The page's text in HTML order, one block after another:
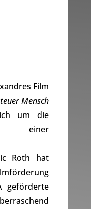
Film
Mensch
um die
einer
Roth hat
geförderte